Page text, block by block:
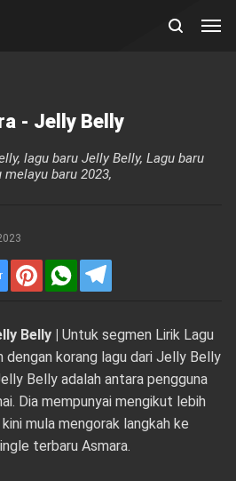
- Jelly Belly
lagu baru Jelly Belly, Lagu baru
baru 2023,
Belly | Untuk segmen Lirik Lagu
dengan korang lagu dari Jelly Belly
Belly adalah antara pengguna
Dia mempunyai mengikut lebih
mula mengorak langkah ke
terbaru Asmara.